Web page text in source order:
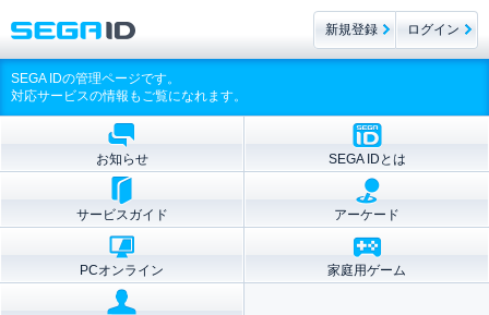
SEGA IDの管理ページです。
対応サービスの情報もご覧になれます。
お知らせ SEGA IDとは
サービスガイド アーケード
PCオンライン 家庭用ゲーム
新規登録 ログイン